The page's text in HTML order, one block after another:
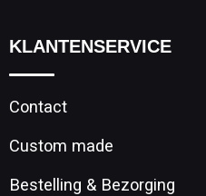
KLANTENSERVICE
Contact
Custom made
Bestelling & Bezorging